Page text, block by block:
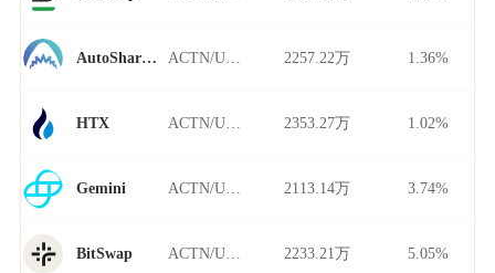
AutoShark Finance 2257.22万 1.36%
HTX 2353.27万 1.02%
Gemini 2113.14万 3.74%
BitSwap 2233.21万 5.05%